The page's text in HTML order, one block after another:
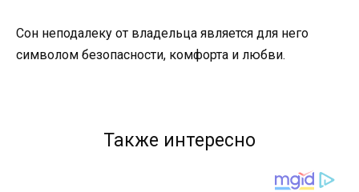
Сон неподалеку от владельца является для него
символом безопасности, комфорта и любви.
Также интересно